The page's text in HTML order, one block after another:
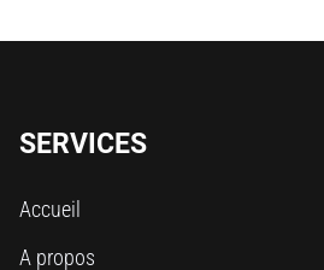
SERVICES
Accueil
A propos